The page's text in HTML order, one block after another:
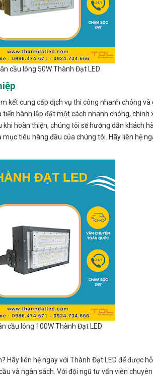
cầu lông 50W Thành Đạt LED
kết cung cấp dịch vụ thi công nhanh chóng
hành lắp đặt một cách nhanh chóng, chính
hoàn thiện, chúng tôi sẽ hướng dẫn khách
tiêu hàng đầu của chúng tôi. Hãy liên hệ
cầu lông 100W Thành Đạt LED
Hãy liên hệ ngay với Thành Đạt LED để được
và ngân sách. Với đội ngũ tư vấn viên